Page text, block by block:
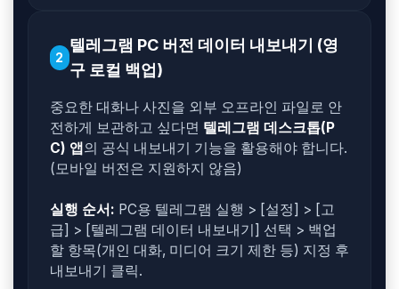
2
텔레그램 PC 버전 데이터 내보내기 (영
구 로컬 백업)
중요한 대화나 사진을 외부 오프라인 파일로 안
전하게 보관하고 싶다면 텔레그램 데스크톱(P
C) 앱의 공식 내보내기 기능을 활용해야 합니다.
(모바일 버전은 지원하지 않음)
실행 순서: PC용 텔레그램 실행 > [설정] > [고
급] > [텔레그램 데이터 내보내기] 선택 > 백업
할 항목(개인 대화, 미디어 크기 제한 등) 지정 후
내보내기 클릭.